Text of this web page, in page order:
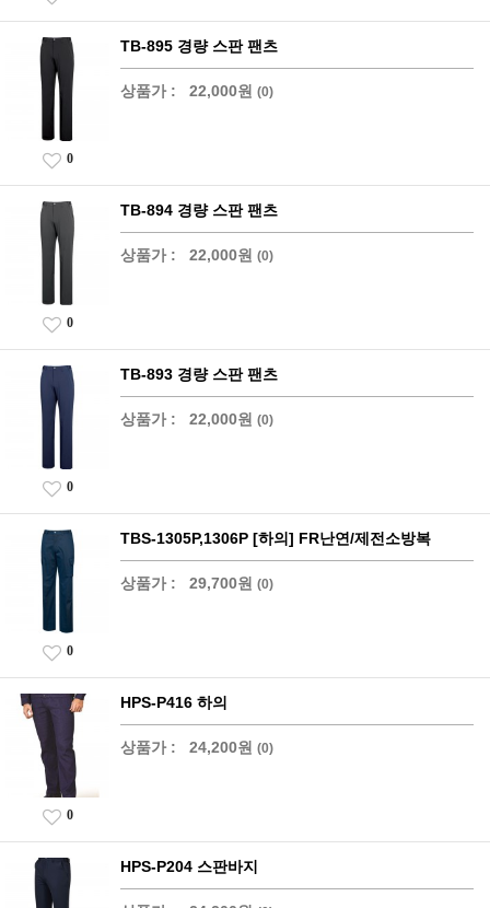
TB-895 경량 스판 팬츠
상품가 : 22,000원 (0)
0
TB-894 경량 스판 팬츠
상품가 : 22,000원 (0)
0
TB-893 경량 스판 팬츠
상품가 : 22,000원 (0)
0
TBS-1305P,1306P [하의] FR난연/제전소방복
상품가 : 29,700원 (0)
0
HPS-P416 하의
상품가 : 24,200원 (0)
0
HPS-P204 스판바지